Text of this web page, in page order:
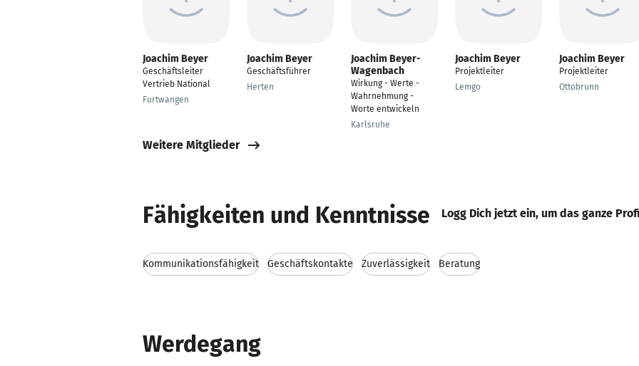
Joachim Beyer
Geschäftsleiter
Vertrieb National
Furtwangen
Joachim Beyer
Geschäftsführer
Herten
Joachim Beyer-
Wagenbach
Wirkung - Werte -
Wahrnehmung -
Worte entwickeln
Karlsruhe
Joachim Beyer
Projektleiter
Lemgo
Joachim Beyer
Projektleiter
Ottobrunn
Weitere Mitglieder
Fähigkeiten und Kenntnisse Logg Dich jetzt ein, um das ganze
Kommunikationsfähigkeit Geschäftskontakte Zuverlässigkeit Beratung
Werdegang